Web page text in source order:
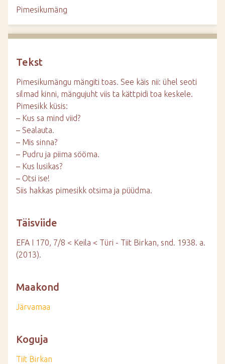
Pimesikumäng
Tekst
Pimesikumängu mängiti toas. See käis nii: ühel seoti
silmad kinni, mängujuht viis ta kättpidi toa keskele.
Pimesikk küsis:
– Kus sa mind viid?
– Sealauta.
– Mis sinna?
– Pudru ja piima sööma.
– Kus lusikas?
– Otsi ise!
Siis hakkas pimesikk otsima ja püüdma.
Täisviide
EFA I 170, 7/8 < Keila < Türi - Tiit Birkan, snd. 1938. a.
(2013).
Maakond
Järvamaa
Koguja
Tiit Birkan